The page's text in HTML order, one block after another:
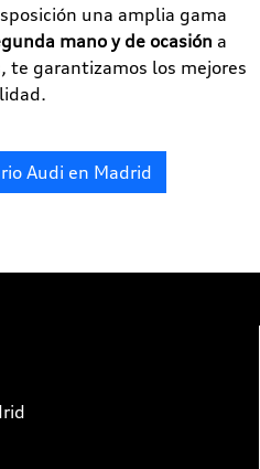
una amplia gama
mano y de ocasión a
te garantizamos los mejores
Audi en Madrid